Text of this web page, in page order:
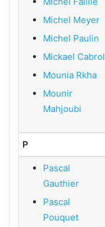
Michel Meyer
Michel Paulin
Mickael Cabrol
Mounia Rkha
Mounir
Mahjoubi
P
Pascal
Gauthier
Pascal
Pouquet